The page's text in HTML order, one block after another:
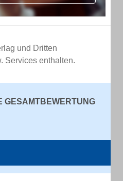
und Dritten
Services enthalten.
GESAMTBEWERTUNG